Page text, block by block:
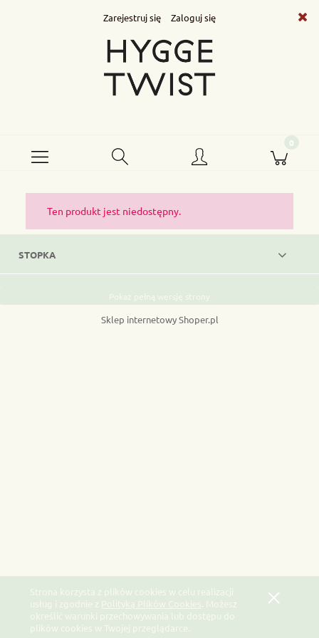
Strona korzysta z plików cookies w celu realizacji
usług i zgodnie z Polityką Plików Cookies . Możesz
określić warunki przechowywania lub dostępu do
plików cookies w Twojej przeglądarce.
Zarejestruj się Zaloguj się
Ten produkt jest niedostępny.
STOPKA
Pokaż pełną wersję strony
Sklep internetowy Shoper.pl